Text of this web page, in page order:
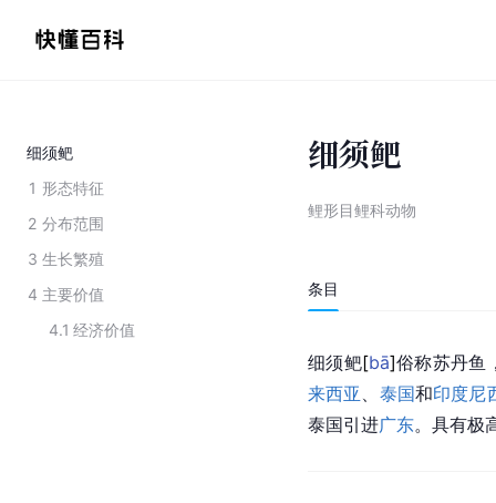
细须鲃
1 形态特征
2 分布范围
3 生长繁殖
4 主要价值
4.1 经济价值
细须鲃
鲤形目鲤科动物
条目
细须鲃[bā]俗称苏丹鱼
来西亚
泰国和印度尼
泰国引进广东。具有极